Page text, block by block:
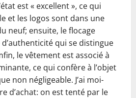
est « excellent », ce qui
et les logos sont dans une
neuf; ensuite, le flocage
qui se distingue
le vêtement est associé à
ce qui confère à l’objet
non négligeable. J’ai moi-
d’achat: on est tenté par le